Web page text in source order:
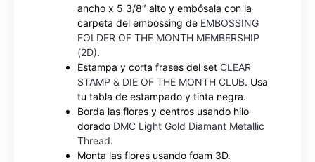
ancho x 5 3/8″ alto y embósala con la
carpeta del embossing de EMBOSSING
FOLDER OF THE MONTH MEMBERSHIP
(2D).
Estampa y corta frases del set CLEAR
STAMP & DIE OF THE MONTH CLUB. Usa
tu tabla de estampado y tinta negra.
Borda las flores y centros usando hilo
dorado DMC Light Gold Diamant Metallic
Thread.
Monta las flores usando foam 3D.